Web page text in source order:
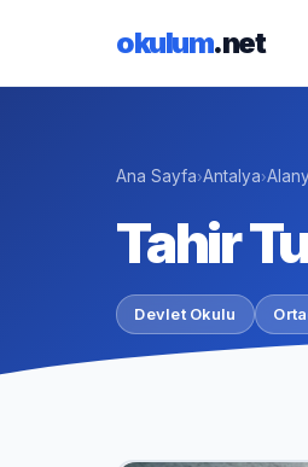
okulum.net
Ana Sayfa›Antalya›
Tahir
Devlet Okulu